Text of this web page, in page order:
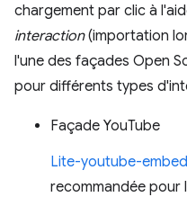
chargement par clic à
interaction(importation
l'une des façades Open
pour différents types
Façade YouTube
Lite-youtube-embed
recommandée pour